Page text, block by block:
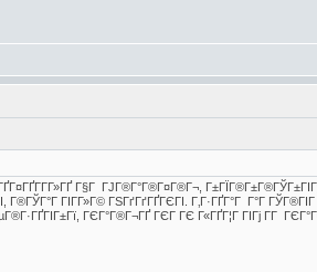
Г§Г ГЈГ®Г°Г®Г¤Г®Г¬,
ГІГ­Г»Г© ГЅГґГґГҐГЄГІ. Г‚Г·ГҐГ°Г Г°Г
ГЄГ°Г®Г¬ГҐ ГЄГ ГЄ Г«ГҐГ¦Г ГІГј Г­Г